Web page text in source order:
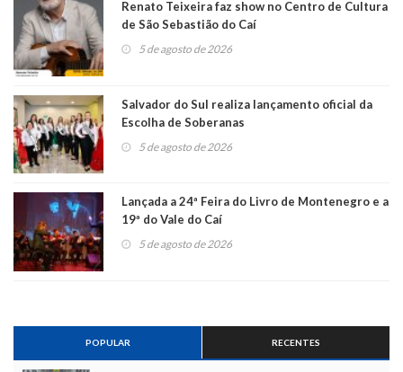
Renato Teixeira faz show no Centro de Cultura
de São Sebastião do Caí
5 de agosto de 2026
Salvador do Sul realiza lançamento oficial da
Escolha de Soberanas
5 de agosto de 2026
Lançada a 24ª Feira do Livro de Montenegro e a
19ª do Vale do Caí
5 de agosto de 2026
POPULAR RECENTES